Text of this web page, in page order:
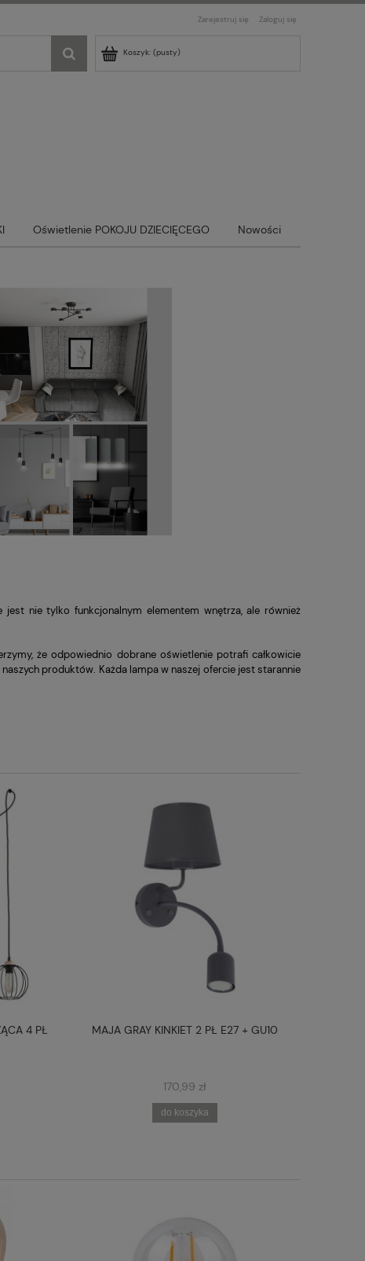
Zarejestruj się Zaloguj się
Koszyk: (pusty)
Oświetlenie POKOJU DZIECIĘCEGO Nowości
nie tylko funkcjonalnym elementem wnętrza, ale również
że odpowiednio dobrane oświetlenie potrafi całkowicie
produktów. Każda lampa w naszej ofercie jest starannie
4 PŁ MAJA GRAY KINKIET 2 PŁ E27 + GU10
170,99 zł
do koszyka